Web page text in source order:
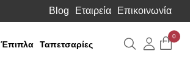
Blog Εταιρεία Επικοινωνία
Έπιπλα Ταπετσαρίες Αναζήτηση
0